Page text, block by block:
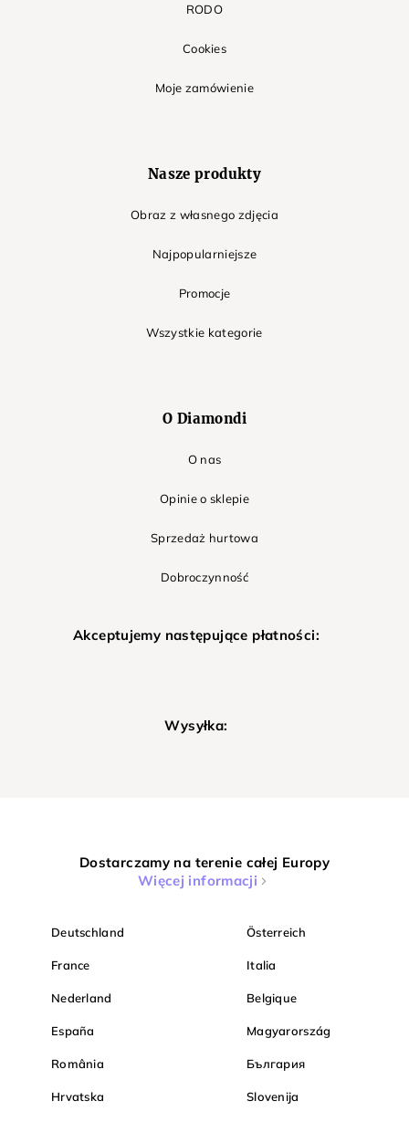
RODO
Cookies
Moje zamówienie
Nasze produkty
Obraz z własnego zdjęcia
Najpopularniejsze
Promocje
Wszystkie kategorie
O Diamondi
O nas
Opinie o sklepie
Sprzedaż hurtowa
Dobroczynność
Akceptujemy następujące płatności:
Wysyłka:
Dostarczamy na terenie całej Europy
Więcej informacji
Deutschland Österreich
France Italia
Nederland Belgique
España Magyarország
România България
Hrvatska Slovenija